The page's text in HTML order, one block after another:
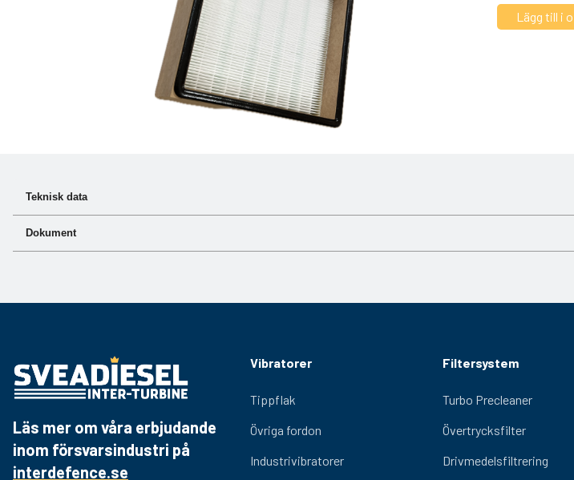
Teknisk data
Art.nr
Dokument
Läs mer om våra erbjudande
inom försvarsindustri på
interdefence.se
Vibratorer
Tippflak
Övriga fordon
Industrivibratorer
Filtersystem
Turbo Precleaner
Övertrycksfilter
Drivmedelsfiltrering